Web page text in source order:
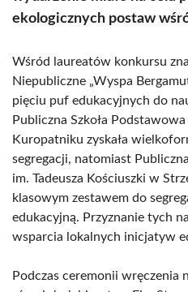
ekologicznych postaw
Wśród laureatów konkursu
Niepubliczne „Wyspa
pięciu puf edukacyjnych do
Publiczna Szkoła
Kuropatniku zyskała
segregacji, natomiast
im. Tadeusza Kościuszki w
klasowym zestawem do
edukacyjną. Przyznanie tych
wsparcia lokalnych inicjatyw
Podczas ceremonii wręczenia